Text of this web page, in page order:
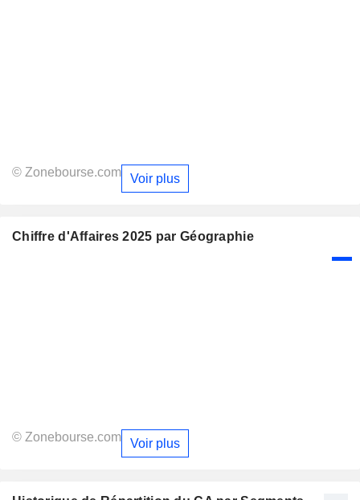
© Zonebourse.com Voir plus
Chiffre d'Affaires 2025 par Géographie
© Zonebourse.com Voir plus